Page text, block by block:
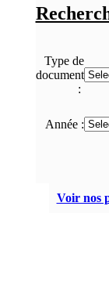
Type de
document
:
Année :
Voir nos